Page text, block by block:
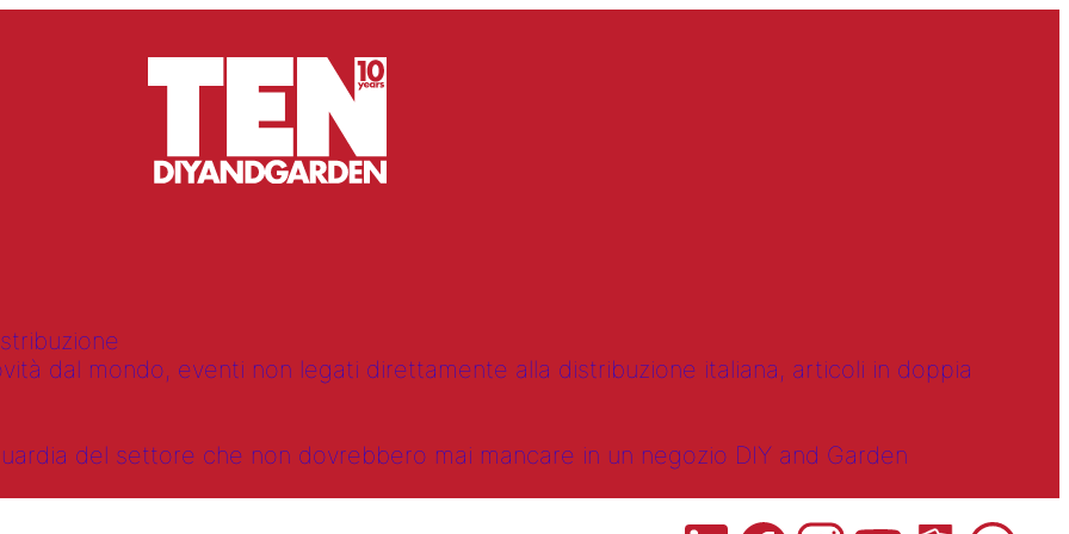
dal mondo, eventi non legati direttamente alla distribuzione italiana, articoli in doppia
del settore che non dovrebbero mai mancare in un negozio DIY and Garden